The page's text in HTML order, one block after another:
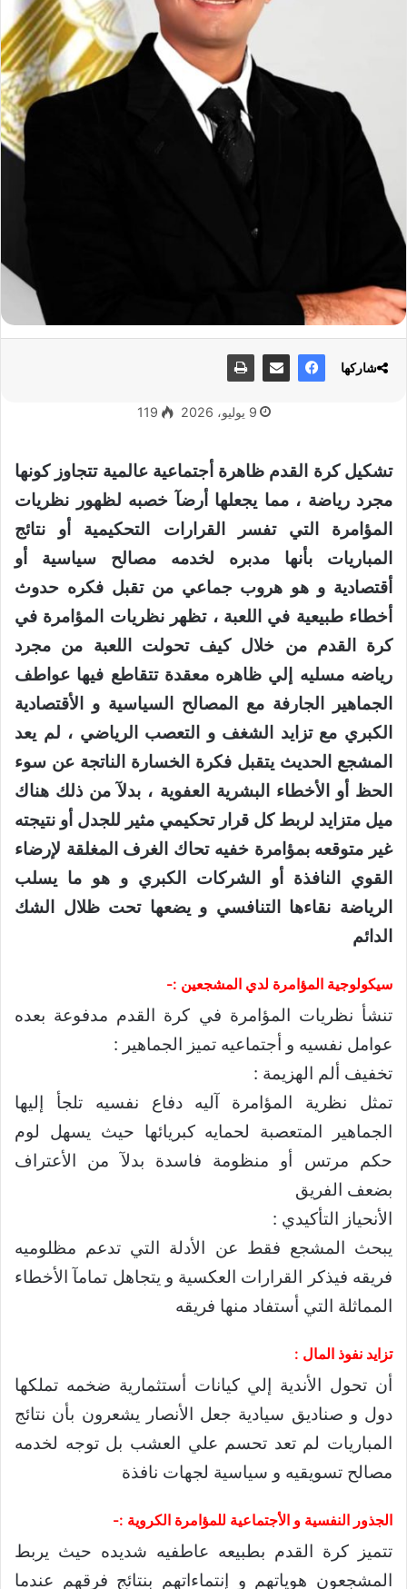
9 يوليو، 2026 119
تشكيل كرة القدم ظاهرة أجتماعية عالمية تتجاوز كونها
مجرد رياضة ، مما يجعلها أرضآ خصبه لظهور نظريات
المؤامرة التي تفسر القرارات التحكيمية أو نتائج
المباريات بأنها مدبره لخدمه مصالح سياسية أو
أقتصادية و هو هروب جماعي من تقبل فكره حدوث
أخطاء طبيعية في اللعبة ، تظهر نظريات المؤامرة في
كرة القدم من خلال كيف تحولت اللعبة من مجرد
رياضه مسليه إلي ظاهره معقدة تتقاطع فيها عواطف
الجماهير الجارفة مع المصالح السياسية و الأقتصادية
الكبري مع تزايد الشغف و التعصب الرياضي ، لم يعد
المشجع الحديث يتقبل فكرة الخسارة الناتجة عن سوء
الحظ أو الأخطاء البشرية العفوية ، بدلآ من ذلك هناك
ميل متزايد لربط كل قرار تحكيمي مثير للجدل أو نتيجته
غير متوقعه بمؤامرة خفيه تحاك الغرف المغلقة لإرضاء
القوي النافذة أو الشركات الكبري و هو ما يسلب
الرياضة نقاءها التنافسي و يضعها تحت ظلال الشك
الدائم
سيكولوجية المؤامرة لدي المشجعين :-
تنشأ نظريات المؤامرة في كرة القدم مدفوعة بعده
عوامل نفسيه و أجتماعيه تميز الجماهير :
تخفيف ألم الهزيمة :
تمثل نظرية المؤامرة آليه دفاع نفسيه تلجأ إليها
الجماهير المتعصبة لحمايه كبريائها حيث يسهل لوم
حكم مرتس أو منظومة فاسدة بدلآ من الأعتراف
بضعف الفريق
الأنحياز التأكيدي :
يبحث المشجع فقط عن الأدلة التي تدعم مظلوميه
فريقه فيذكر القرارات العكسية و يتجاهل تمامآ الأخطاء
المماثلة التي أستفاد منها فريقه
تزايد نفوذ المال :
أن تحول الأندية إلي كيانات أستثمارية ضخمه تملكها
دول و صناديق سيادية جعل الأنصار يشعرون بأن نتائج
المباريات لم تعد تحسم علي العشب بل توجه لخدمه
مصالح تسويقيه و سياسية لجهات نافذة
الجذور النفسية و الأجتماعية للمؤامرة الكروية :-
تتميز كرة القدم بطبيعه عاطفيه شديده حيث يربط
المشجعون هوياتهم و إنتماءاتهم بنتائج فرقهم عندما
شاركها